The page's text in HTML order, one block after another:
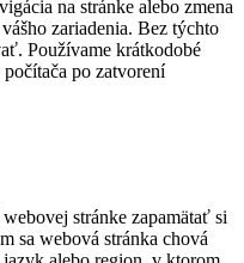
na stránke alebo zmena
zariadenia. Bez týchto
Používame krátkodobé
po zatvorení
stránke zapamätať si
sa webová stránka chová